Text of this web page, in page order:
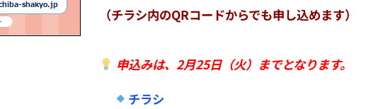
（チラシ内のQRコードからでも申し込めます）
申込みは、2月25日（火）までとなります。
チラシ